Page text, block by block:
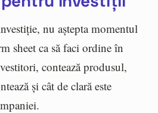
nu aștepta momentul
sheet ca să faci ordine în
contează produsul,
și cât de clară este